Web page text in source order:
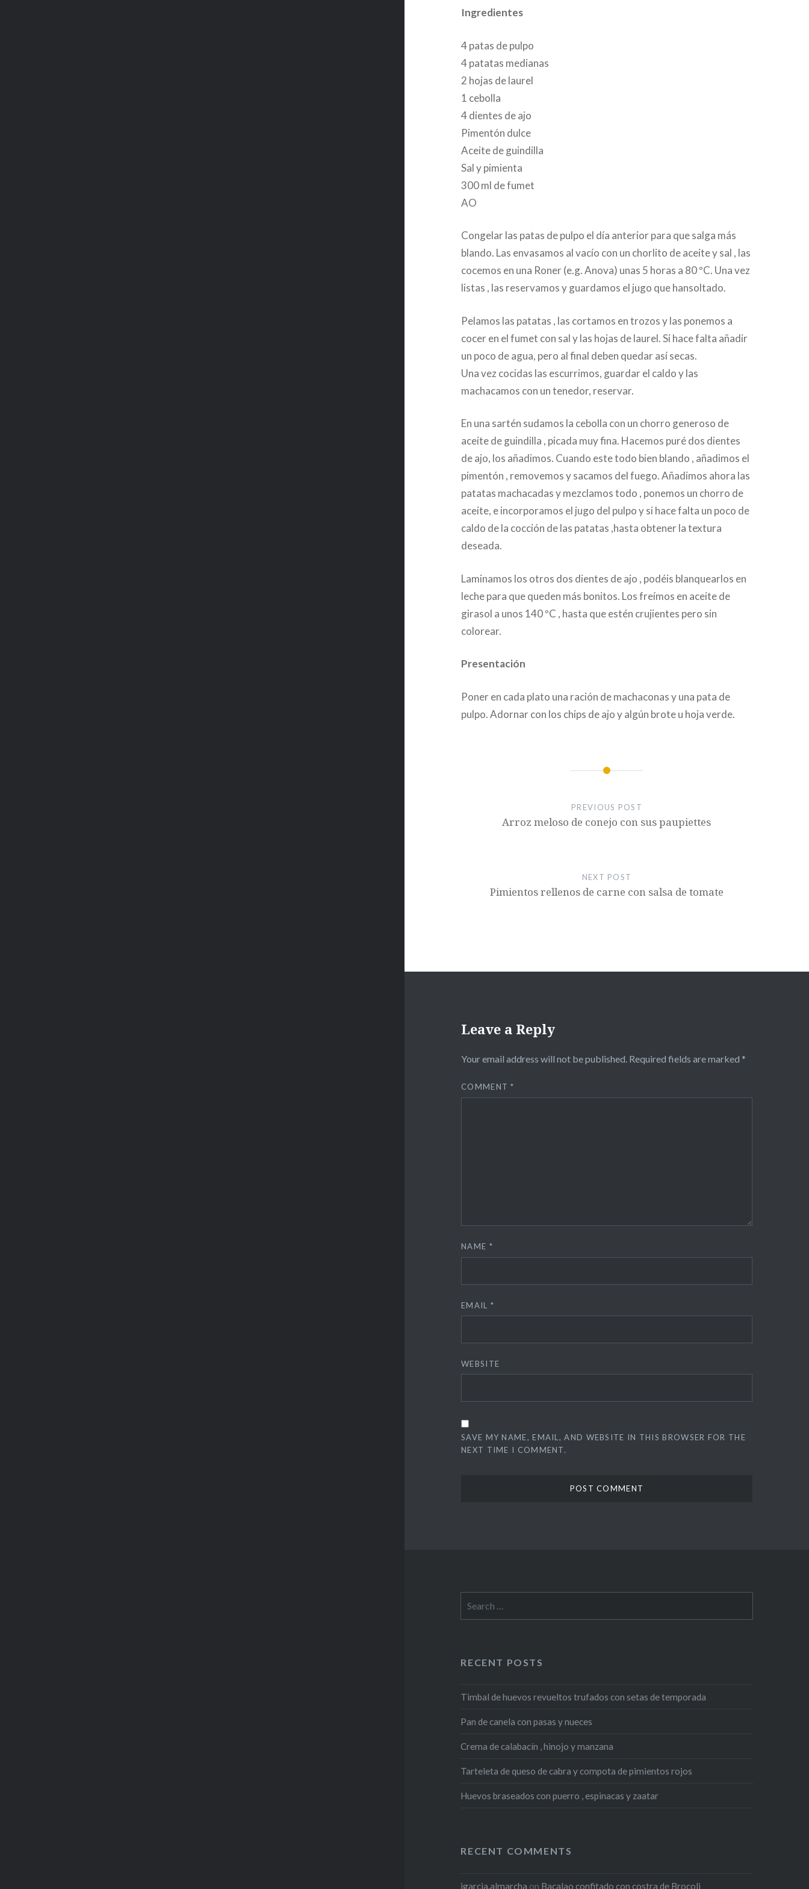
Ingredientes
4 patas de pulpo
4 patatas medianas
2 hojas de laurel
1 cebolla
4 dientes de ajo
Pimentón dulce
Aceite de guindilla
Sal y pimienta
300 ml de fumet
AO
Congelar las patas de pulpo el día anterior para que salga más
blando. Las envasamos al vacío con un chorlito de aceite y sal , las
cocemos en una Roner (e.g. Anova) unas 5 horas a 80 ºC. Una vez
listas , las reservamos y guardamos el jugo que hansoltado.
Pelamos las patatas , las cortamos en trozos y las ponemos a
cocer en el fumet con sal y las hojas de laurel. Si hace falta añadir
un poco de agua, pero al final deben quedar así secas.
Una vez cocidas las escurrimos, guardar el caldo y las
machacamos con un tenedor, reservar.
En una sartén sudamos la cebolla con un chorro generoso de
aceite de guindilla , picada muy fina. Hacemos puré dos dientes
de ajo, los añadimos. Cuando este todo bien blando , añadimos el
pimentón , removemos y sacamos del fuego. Añadimos ahora las
patatas machacadas y mezclamos todo , ponemos un chorro de
aceite, e incorporamos el jugo del pulpo y si hace falta un poco de
caldo de la cocción de las patatas ,hasta obtener la textura
deseada.
Laminamos los otros dos dientes de ajo , podéis blanquearlos en
leche para que queden más bonitos. Los freímos en aceite de
girasol a unos 140 ºC , hasta que estén crujientes pero sin
colorear.
Presentación
Poner en cada plato una ración de machaconas y una pata de
pulpo. Adornar con los chips de ajo y algún brote u hoja verde.
PREVIOUS POST
Arroz meloso de conejo con sus paupiettes
NEXT POST
Pimientos rellenos de carne con salsa de tomate
Leave a Reply
Your email address will not be published. Required fields are marked *
COMMENT*
NAME *
EMAIL *
WEBSITE
SAVE MY NAME, EMAIL, AND WEBSITE IN THIS BROWSER FOR THE
NEXT TIME I COMMENT.
for:
RECENT POSTS
Timbal de huevos revueltos trufados con setas de temporada
Pan de canela con pasas y nueces
Crema de calabacín , hinojo y manzana
Tarteleta de queso de cabra y compota de pimientos rojos
Huevos braseados con puerro , espinacas y zaatar
RECENT COMMENTS
jgarcia.almarcha on Bacalao confitado con costra de Brocoli